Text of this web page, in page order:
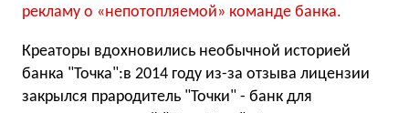
рекламу о «непотопляемой» команде банка.
Креаторы вдохновились необычной историей
банка "Точка":в 2014 году из-за отзыва лицензии
закрылся прародитель "Точки" - банк для